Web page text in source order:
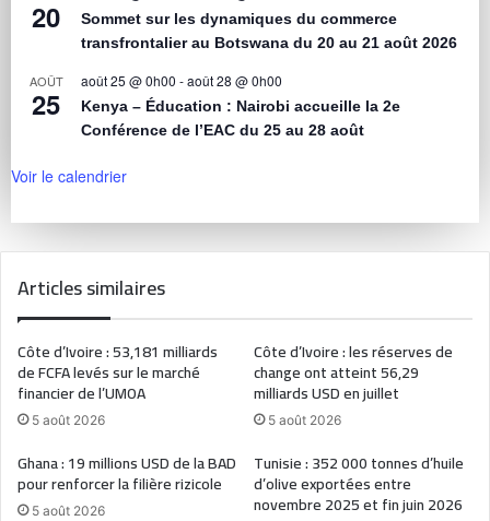
20
Sommet sur les dynamiques du commerce
transfrontalier au Botswana du 20 au 21 août 2026
AOÛT
25
août 25 @ 0h00 -août 28 @ 0h00
Kenya – Éducation : Nairobi accueille la 2e
Conférence de l’EAC du 25 au 28 août
Voir le calendrier
Articles similaires
Côte d’Ivoire : 53,181 milliards
de FCFA levés sur le marché
financier de l’UMOA
5 août 2026
Côte d’Ivoire : les réserves de
change ont atteint 56,29
milliards USD en juillet
5 août 2026
Ghana : 19 millions USD de la BAD
pour renforcer la filière rizicole
5 août 2026
Tunisie : 352 000 tonnes d’huile
d’olive exportées entre
novembre 2025 et fin juin 2026